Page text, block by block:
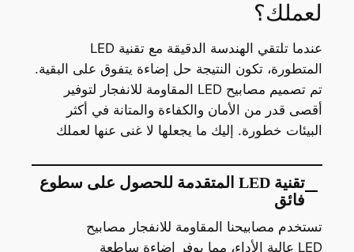
لعملك؟
عندما تلتقي الهندسة الدقيقة مع تقنية LED
المتطورة، تكون النتيجة حل إضاءة يتفوق على البقية.
تم تصميم مصابيح LED المقاومة للانفجار لتوفير
أقصى قدر من الأمان والكفاءة والمتانة في أكثر
البيئات خطورة. إليك ما يجعلها لا غنى عنها لعملك
تقنية LED المتقدمة للحصول على سطوع
فائق
تستخدم مصابيحنا المقاومة للانفجار مصابيح
LED عالية الأداء، مما يوفر إضاءة ساطعة